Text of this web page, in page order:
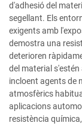
d'adhesió del
segellant. Els
exigents amb
demostra una
deterioren
del material
incloent agents de
atmosfèrics
aplicacions
resistència